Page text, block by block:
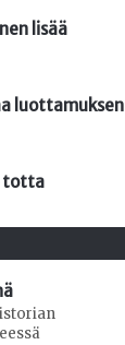
lisää
luottamuksen
totta